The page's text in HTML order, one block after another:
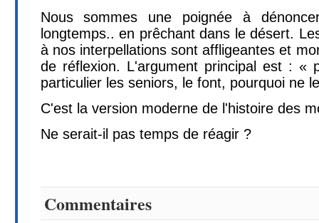
Nous sommes une poignée à
longtemps.. en prêchant dans le désert.
à nos interpellations sont affligeantes et
de réflexion. L'argument principal est : «
particulier les seniors, le font, pourquoi ne
C'est la version moderne de l'histoire des
Ne serait-il pas temps de réagir ?
Commentaires